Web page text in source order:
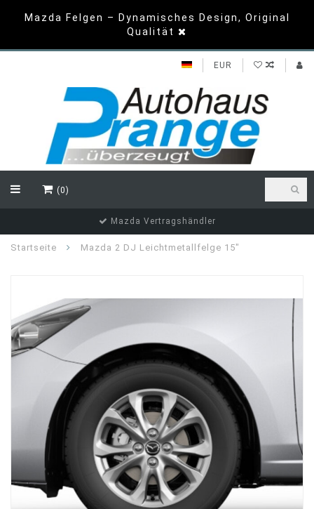
Mazda Felgen – Dynamisches Design, Original
Qualität
EUR
(0)
Mazda Vertragshändler
Startseite Mazda 2 DJ Leichtmetallfelge 15"